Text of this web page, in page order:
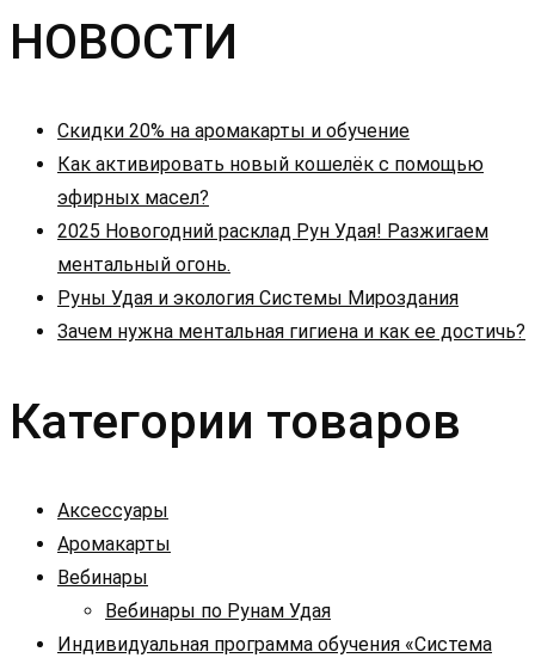
записям
НОВОСТИ
Скидки 20% на аромакарты и обучение
Как активировать новый кошелёк с помощью
эфирных масел?
2025 Новогодний расклад Рун Удая! Разжигаем
ментальный огонь.
Руны Удая и экология Системы Мироздания
Зачем нужна ментальная гигиена и как ее достичь?
Категории товаров
Аксессуары
Аромакарты
Вебинары
Вебинары по Рунам Удая
Индивидуальная программа обучения «Система